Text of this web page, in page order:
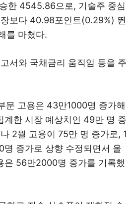
한 4545.86으로, 기술주 중심
보다 40.98포인트(0.29%) 뛴
를 마쳤다.
서와 국채금리 움직임 등을 주
문 고용은 43만1000명 증가해
계한 시장 예상치인 49만 명 증
2월 고용이 75만 명 증가로, 1
증가로 상향 수정되면서 올
은 56만2000명 증가를 기록했